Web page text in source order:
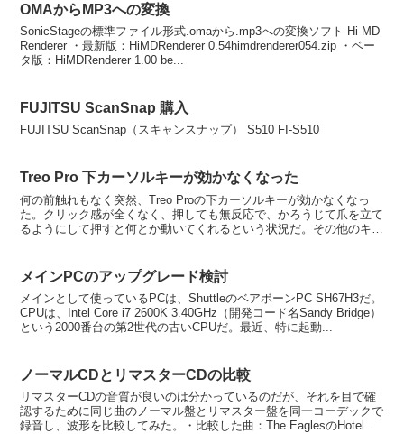
OMAからMP3への変換
SonicStageの標準ファイル形式.omaから.mp3への変換ソフト Hi-MD
Renderer ・最新版：HiMDRenderer 0.54himdrenderer054.zip ・ベー
タ版：HiMDRenderer 1.00 be...
FUJITSU ScanSnap 購入
FUJITSU ScanSnap（スキャンスナップ） S510 FI-S510
Treo Pro 下カーソルキーが効かなくなった
何の前触れもなく突然、Treo Proの下カーソルキーが効かなくなっ
た。クリック感が全くなく、押しても無反応で、かろうじて爪を立て
るようにして押すと何とか動いてくれるという状況だ。その他のキー
メインPCのアップグレード検討
メインとして使っているPCは、ShuttleのベアボーンPC SH67H3だ。
CPUは、Intel Core i7 2600K 3.40GHz（開発コード名Sandy Bridge）
という2000番台の第2世代の古いCPUだ。最近、特に起動...
ノーマルCDとリマスターCDの比較
リマスターCDの音質が良いのは分かっているのだが、それを目で確
認するために同じ曲のノーマル盤とリマスター盤を同一コーデックで
録音し、波形を比較してみた。・比較した曲：The EaglesのHotel